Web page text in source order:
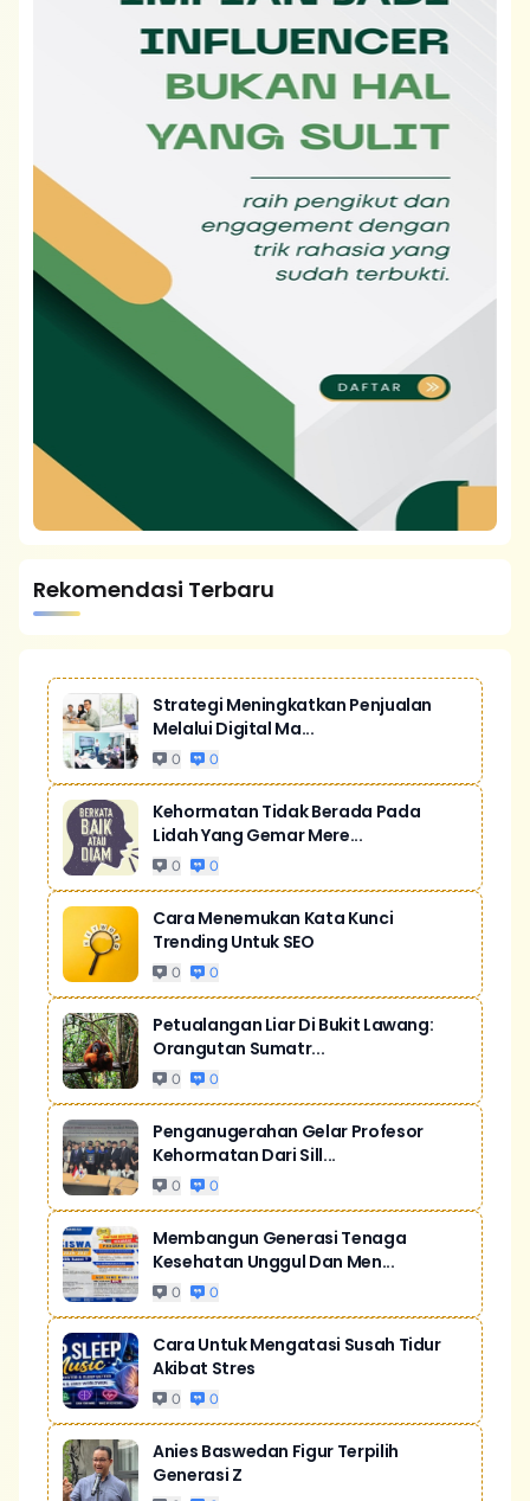
Rekomendasi Terbaru
Strategi Meningkatkan Penjualan
Melalui Digital Ma...
0 0
Kehormatan Tidak Berada Pada
Lidah Yang Gemar Mere...
0 0
Cara Menemukan Kata Kunci
Trending Untuk SEO
0 0
Petualangan Liar Di Bukit Lawang:
Orangutan Sumatr...
0 0
Penganugerahan Gelar Profesor
Kehormatan Dari Sill...
0 0
Membangun Generasi Tenaga
Kesehatan Unggul Dan Men...
0 0
Cara Untuk Mengatasi Susah Tidur
Akibat Stres
0 0
Anies Baswedan Figur Terpilih
Generasi Z